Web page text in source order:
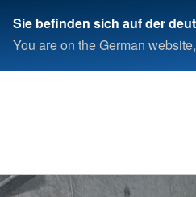
Sie befinden sich auf der
You are on the German